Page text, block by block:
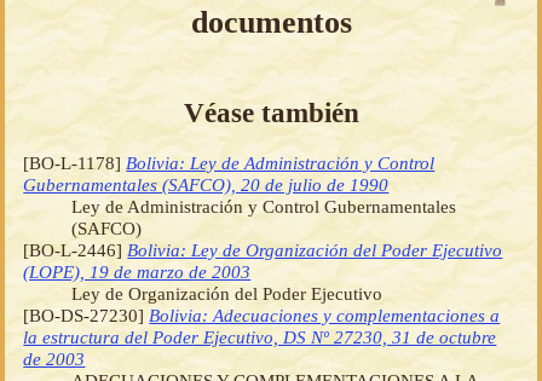
documentos
Véase también
[BO-L-1178] Bolivia: Ley de Administración y Control
Gubernamentales (SAFCO), 20 de julio de 1990
Ley de Administración y Control Gubernamentales
(SAFCO)
[BO-L-2446] Bolivia: Ley de Organización del Poder Ejecutivo
(LOPE), 19 de marzo de 2003
Ley de Organización del Poder Ejecutivo
[BO-DS-27230] Bolivia: Adecuaciones y complementaciones a
la estructura del Poder Ejecutivo, DS Nº 27230, 31 de octubre
de 2003